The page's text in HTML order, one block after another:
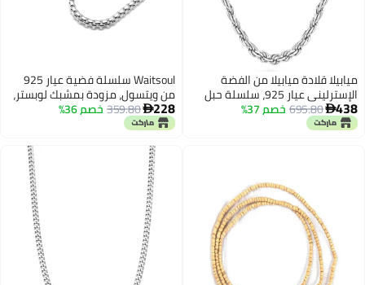
ميابيلا قلادة ميابيلا من الفضة
الإسترليني عيار 925، سلسلة حبل
مضفرة بقطع ماسي إيطالي، مقاس
2 مم و3 مم، للرجال والنساء، صنع
438
695.80خصم 37%
Waitsoul سلسلة فضية عيار 925
من ويتسول، مزودة بمشبك لوبستر،
3 مم، سلسلة فضية للنساء والرجال،
228
359.80خصم 36%